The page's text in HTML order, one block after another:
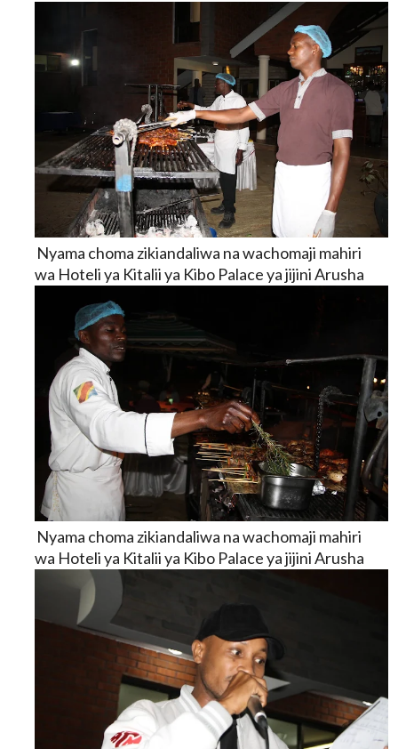
Nyama choma zikiandaliwa na wachomaji mahiri
wa Hoteli ya Kitalii ya Kibo Palace ya jijini Arusha
Nyama choma zikiandaliwa na wachomaji mahiri
wa Hoteli ya Kitalii ya Kibo Palace ya jijini Arusha